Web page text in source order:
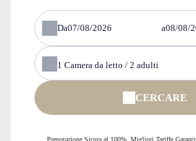
Da a
1 Camera da letto / 2 adulti
CERCARE
Prenotazione Sicura al 100%, Migliori Tariffe